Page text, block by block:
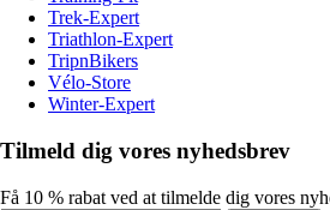
Trek-Expert
Triathlon-Expert
TripnBikers
Vélo-Store
Winter-Expert
Tilmeld dig vores nyhedsbrev
Få 10 % rabat ved at tilmelde dig vores